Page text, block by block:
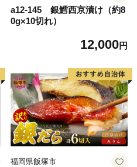
a12-145 銀鱈西京漬け（約8
0g×10切れ）
12,000円
福岡県飯塚市